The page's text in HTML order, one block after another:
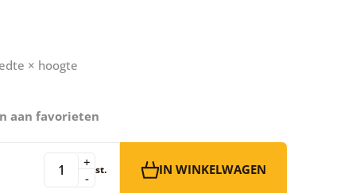
× hoogte
aan favorieten
-
+ st. IN WINKELWAGEN